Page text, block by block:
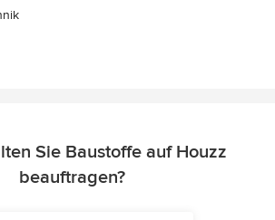
Sie Baustoffe auf Houzz
beauftragen?